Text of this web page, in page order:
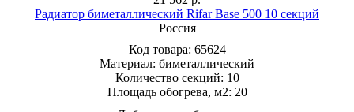
Радиатор биметаллический Rifar Base 500 10 секций
Россия
Код товара: 65624
Материал: биметаллический
Количество секций: 10
Площадь обогрева, м2: 20